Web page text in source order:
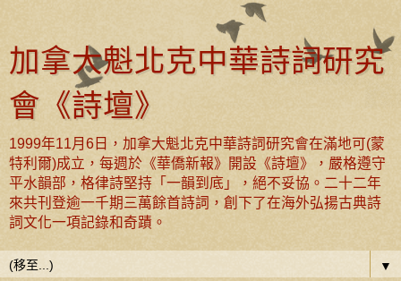
加拿大魁北克中華詩詞研究
會《詩壇》
1999年11月6日，加拿大魁北克中華詩詞研究會在滿地可(蒙
特利爾)成立，每週於《華僑新報》開設《詩壇》，嚴格遵守
平水韻部，格律詩堅持「一韻到底」，絕不妥協。二十二年
來共刊登逾一千期三萬餘首詩詞，創下了在海外弘揚古典詩
詞文化一項記錄和奇蹟。
▼